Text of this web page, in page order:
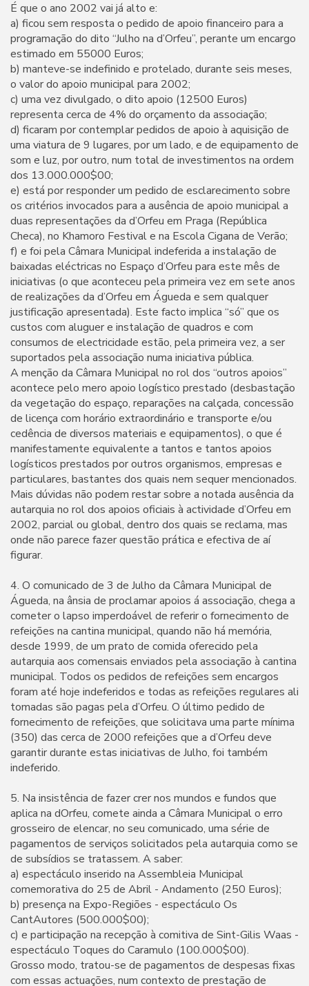
É que o ano 2002 vai já alto e:
a) ficou sem resposta o pedido de apoio financeiro para a
programação do dito “Julho na d’Orfeu”, perante um encargo
estimado em 55000 Euros;
b) manteve-se indefinido e protelado, durante seis meses,
o valor do apoio municipal para 2002;
c) uma vez divulgado, o dito apoio (12500 Euros)
representa cerca de 4% do orçamento da associação;
d) ficaram por contemplar pedidos de apoio à aquisição de
uma viatura de 9 lugares, por um lado, e de equipamento de
som e luz, por outro, num total de investimentos na ordem
dos 13.000.000$00;
e) está por responder um pedido de esclarecimento sobre
os critérios invocados para a ausência de apoio municipal a
duas representações da d’Orfeu em Praga (República
Checa), no Khamoro Festival e na Escola Cigana de Verão;
f) e foi pela Câmara Municipal indeferida a instalação de
baixadas eléctricas no Espaço d’Orfeu para este mês de
iniciativas (o que aconteceu pela primeira vez em sete anos
de realizações da d’Orfeu em Águeda e sem qualquer
justificação apresentada). Este facto implica “só” que os
custos com aluguer e instalação de quadros e com
consumos de electricidade estão, pela primeira vez, a ser
suportados pela associação numa iniciativa pública.
A menção da Câmara Municipal no rol dos “outros apoios”
acontece pelo mero apoio logístico prestado (desbastação
da vegetação do espaço, reparações na calçada, concessão
de licença com horário extraordinário e transporte e/ou
cedência de diversos materiais e equipamentos), o que é
manifestamente equivalente a tantos e tantos apoios
logísticos prestados por outros organismos, empresas e
particulares, bastantes dos quais nem sequer mencionados.
Mais dúvidas não podem restar sobre a notada ausência da
autarquia no rol dos apoios oficiais à actividade d’Orfeu em
2002, parcial ou global, dentro dos quais se reclama, mas
onde não parece fazer questão prática e efectiva de aí
figurar.
4. O comunicado de 3 de Julho da Câmara Municipal de
Águeda, na ânsia de proclamar apoios á associação, chega a
cometer o lapso imperdoável de referir o fornecimento de
refeições na cantina municipal, quando não há memória,
desde 1999, de um prato de comida oferecido pela
autarquia aos comensais enviados pela associação à cantina
municipal. Todos os pedidos de refeições sem encargos
foram até hoje indeferidos e todas as refeições regulares ali
tomadas são pagas pela d’Orfeu. O último pedido de
fornecimento de refeições, que solicitava uma parte mínima
(350) das cerca de 2000 refeições que a d’Orfeu deve
garantir durante estas iniciativas de Julho, foi também
indeferido.
5. Na insistência de fazer crer nos mundos e fundos que
aplica na dOrfeu, comete ainda a Câmara Municipal o erro
grosseiro de elencar, no seu comunicado, uma série de
pagamentos de serviços solicitados pela autarquia como se
de subsídios se tratassem. A saber:
a) espectáculo inserido na Assembleia Municipal
comemorativa do 25 de Abril - Andamento (250 Euros);
b) presença na Expo-Regiões - espectáculo Os
CantAutores (500.000$00);
c) e participação na recepção à comitiva de Sint-Gilis Waas -
espectáculo Toques do Caramulo (100.000$00).
Grosso modo, tratou-se de pagamentos de despesas fixas
com essas actuações, num contexto de prestação de